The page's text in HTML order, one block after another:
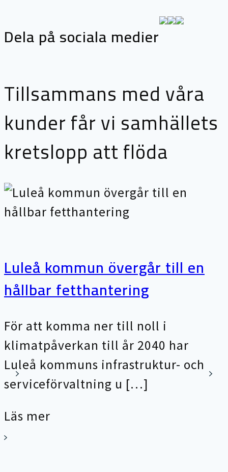
Dela på sociala medier
Tillsammans med våra
kunder får vi samhällets
kretslopp att flöda
Luleå kommun övergår till en
hållbar fetthantering
För att komma ner till noll i
klimatpåverkan till år 2040 har
Luleå kommuns infrastruktur- och
serviceförvaltning u […]
Läs mer